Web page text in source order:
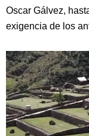
Oscar Gálvez,
exigencia de los